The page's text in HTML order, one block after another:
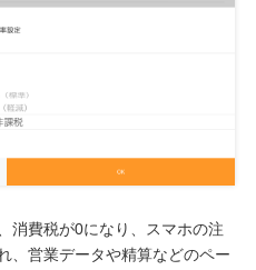
消費税が0になり、スマホの注
、営業データや精算などのペー